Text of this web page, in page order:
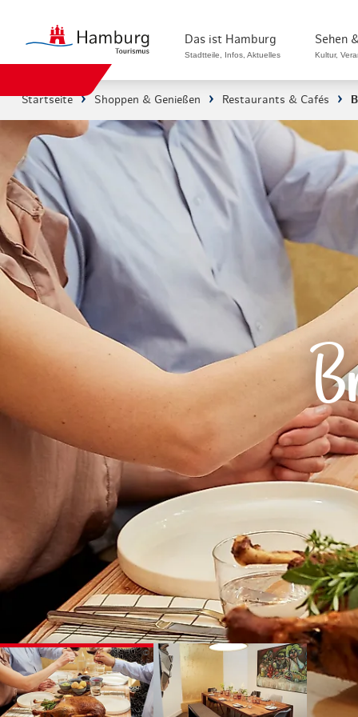
Das ist Hamburg
Stadtteile, Infos, Aktuelles
Stadtteile in Hamburg
Die Welt in Hamburg
Hamburg nachhaltig erleben
Ein Tag in Hamburg
Hamburg für...
Infos & Mobilität
Sehen
Kultur,
Kultur &
Hamburg
Radfahren
Routen &
Grüne
Erlebnis,
Startseite Shoppen & Genießen Restaurants & Cafés
© ©